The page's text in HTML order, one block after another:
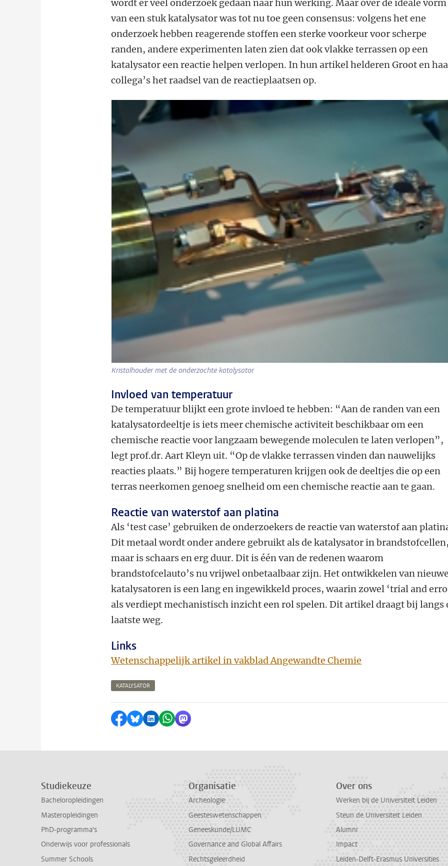
wordt er veel onderzoek gedaan naar hun werking. Maar over de ideale vorm
van een stuk katalysator was tot nu toe geen consensus: volgens het ene
onderzoek hebben reagerende stoffen een sterke voorkeur voor scherpe
randen, andere experimenten laten zien dat ook vlakke terrassen op een
katalysator een reactie helpen verlopen. In hun artikel helderen Groot en
collega’s het raadsel van de reactieplaatsen op.
Kristalhouder met de onderzochte katalysator
Invloed van temperatuur
De temperatuur blijkt een grote invloed te hebben: “Aan de randen van een
katalysatordeeltje is iets meer chemische activiteit beschikbaar om een
chemische reactie voor langzaam bewegende moleculen te laten verlopen”,
legt prof.dr. Aart Kleyn uit. “Op de vlakke terrassen vinden dan nauwelijks
reacties plaats.” Bij hogere temperaturen krijgen ook de deeltjes die op een
terras neerkomen genoeg snelheid om een chemische reactie aan te gaan.
Reactie van waterstof aan platina
Als ‘test case’ gebruiken de onderzoekers de reactie van waterstof aan
Dit metaal wordt onder andere gebruikt als de katalysator in
maar is schaars en erg duur. Dit is één van de redenen waarom
brandstofcelauto’s nu vrijwel onbetaalbaar zijn. Het ontwikkelen van
katalysatoren is een lang en ingewikkeld proces, waarin zowel ‘trial and
als verdiept mechanistisch inzicht een rol spelen. Dit artikel draagt bij langs
laatste weg.
Links
Wetenschappelijk artikel in vakblad Angewandte Chemie
KATALYSATOR
Delen op Facebook
Delen via Bluesky
Delen op LinkedIn
Delen via WhatsApp
Delen via Mastodon
Studiekeuze
Bacheloropleidingen
Masteropleidingen
PhD-programma's
Onderwijs voor professionals
Summer Schools
Organisatie
Archeologie
Geesteswetenschappen
Geneeskunde/LUMC
Governance and Global Affairs
Rechtsgeleerdheid
Over ons
Werken bij de Universiteit Leiden
Steun de Universiteit Leiden
Alumni
Impact
Leiden-Delft-Erasmus Universities